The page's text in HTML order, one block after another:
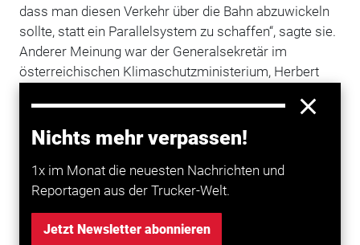
Nichts mehr verpassen!
1x im Monat die neuesten Nachrichten und
Reportagen aus der Trucker-Welt.
Jetzt Newsletter abonnieren
dass man diesen Verkehr über die Bahn abzuwickeln
sollte, statt ein Parallelsystem zu schaffen“, sagte sie.
Anderer Meinung war der Generalsekretär im
österreichischen Klimaschutzministerium, Herbert
Straßenverkehr zu elektrifizieren, werden wir die
Klimaziele nicht schaffen“, sagte er. „Oberleitung auf
der Straße ist ein ganz wichtiges Asset.“
Drei Preisverzerrungen im Schwerverkehr
Helen Lückge nannte drei Preisverzerrungen im
Schwerverkehr: Zum einen die Diskrepanz zwischen